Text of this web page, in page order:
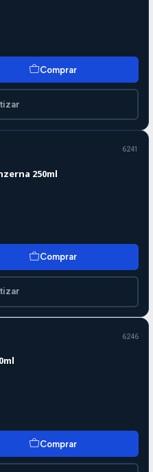
Comprar
6241
250ml
Comprar
6246
Comprar